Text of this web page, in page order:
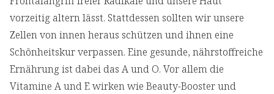
vorzeitig altern lässt. Stattdessen sollten wir unsere
Zellen von innen heraus schützen und ihnen eine
Schönheitskur verpassen. Eine gesunde, nährstoffreiche
Ernährung ist dabei das A und O. Vor allem die
Vitamine A und E wirken wie Beauty-Booster und